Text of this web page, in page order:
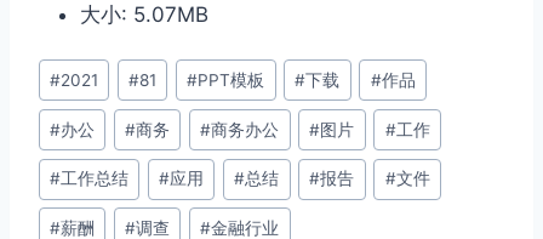
大小: 5.07MB
文
章
标
签：
#2021 #81 #PPT模板 #下载 #作品
#办公 #商务 #商务办公 #图片 #工作
#工作总结 #应用 #总结 #报告 #文件
#薪酬 #调查 #金融行业